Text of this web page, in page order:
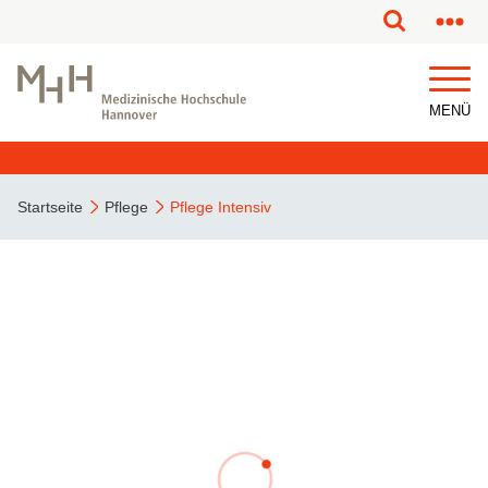
MENÜ
Startseite Pflege Pflege Intensiv